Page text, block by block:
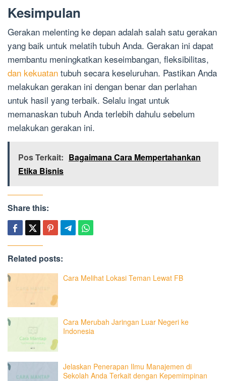
Kesimpulan
Gerakan melenting ke depan adalah salah satu gerakan
yang baik untuk melatih tubuh Anda. Gerakan ini dapat
membantu meningkatkan keseimbangan, fleksibilitas,
dan kekuatan tubuh secara keseluruhan. Pastikan Anda
melakukan gerakan ini dengan benar dan perlahan
untuk hasil yang terbaik. Selalu ingat untuk
memanaskan tubuh Anda terlebih dahulu sebelum
melakukan gerakan ini.
Pos Terkait: Bagaimana Cara Mempertahankan
Etika Bisnis
Share this:
Related posts:
Cara Melihat Lokasi Teman Lewat FB
Cara Merubah Jaringan Luar Negeri ke
Indonesia
Jelaskan Penerapan Ilmu Manajemen di
Sekolah Anda Terkait dengan Kepemimpinan